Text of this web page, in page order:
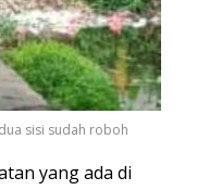
sisi sudah roboh
yang ada di